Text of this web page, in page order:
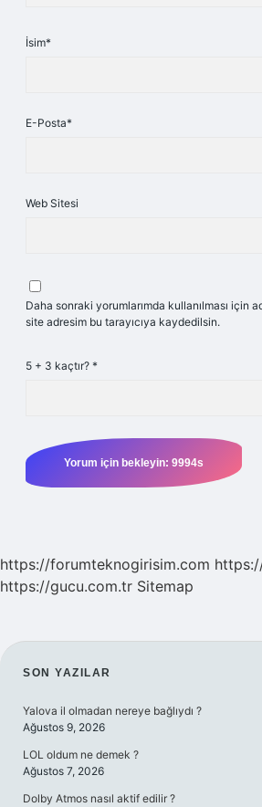
İsim*
E-Posta*
Web Sitesi
Daha sonraki yorumlarımda kullanılması için
site adresim bu tarayıcıya kaydedilsin.
5 + 3 kaçtır? *
https://forumteknogirisim.com
https://gucu.com.tr Sitemap
SIDEBAR
SON YAZILAR
Yalova il olmadan nereye bağlıydı ?
Ağustos 9, 2026
LOL oldum ne demek ?
Ağustos 7, 2026
Dolby Atmos nasıl aktif edilir ?